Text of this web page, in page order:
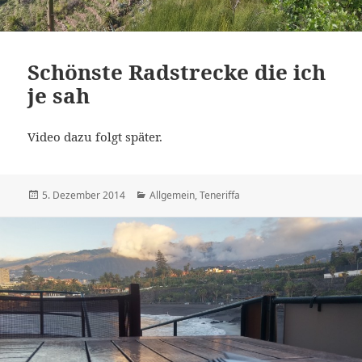
Schönste Radstrecke die ich
je sah
Video dazu folgt später.
Veröffentlicht
5. Dezember 2014 Kategorien
Allgemein,Teneriffa